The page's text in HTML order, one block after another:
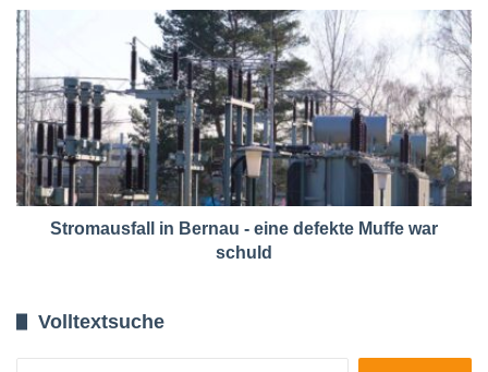
Stromausfall in Bernau - eine defekte Muffe war
schuld
Volltextsuche